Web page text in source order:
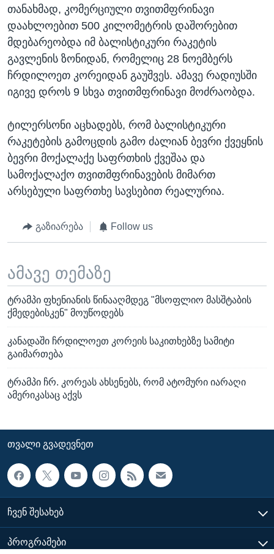
თანახმად, კომერციული თვითმფრინავი
დაახლოებით 500 კილომეტრის დაშორებით
მდებარეობდა იმ ბალისტიკური რაკეტის
გავლენის ზონიდან, რომელიც 28 ნოემბერს
ჩრდილოეთ კორეიდან გაუშვეს. ამავე რადიუსში
იგივე დროს 9 სხვა თვითმფრინავი მოძრაობდა.
ტილერსონი აცხადებს, რომ ბალისტიკური
რაკეტების გამოცდის გამო ძალიან ბევრი ქვეყნის
ბევრი მოქალაქე საფრთხის ქვეშაა და
სამოქალაქო თვითმფრინავების მიმართ
არსებული საფრთხე სავსებით რეალურია.
გაზიარება Follow us
ამავე თემაზე
ტრამპი ფხენიანის წინააღმდეგ "მსოფლიო მასშტაბის
ქმედებისკენ" მოუწოდებს
კანადაში ჩრდილოეთ კორეის საკითხებზე სამიტი
გაიმართება
ტრამპი ჩრ. კორეას ახსენებს, რომ ატომური იარაღი
ამერიკასაც აქვს
ᲗᲕᲐᲚᲘ ᲒᲕᲐᲓᲔᲕᲜᲔᲗ
ᲩᲕᲔᲜ ᲨᲔᲡᲐᲮᲔᲑ
ᲞᲠᲝᲒᲠᲐᲛᲔᲑᲘ